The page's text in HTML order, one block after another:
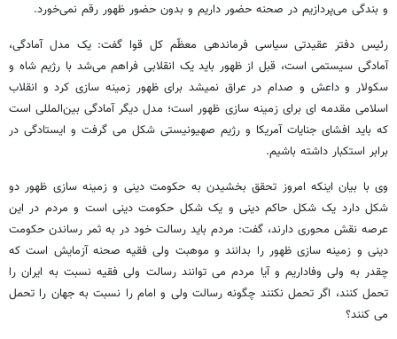
و بندگی می‌پردازیم در صحنه حضور داریم و بدون حضور ظهور رقم نمی‌خورد.
رئیس دفتر عقیدتی سیاسی فرماندهی معظّم کل قوا گفت: یک مدل آمادگی،
آمادگی سیستمی است، قبل از ظهور باید یک انقلابی فراهم می‌شد با رژیم شاه و
سکولار و داعش و صدام در عراق نمیشد برای ظهور زمینه سازی کرد و انقلاب
اسلامی مقدمه ای برای زمینه سازی ظهور است؛ مدل دیگر آمادگی بین‌المللی است
که باید افشای جنایات آمریکا و رژیم صهیونیستی شکل می گرفت و ایستادگی در
برابر استکبار داشته باشیم.
وی با بیان اینکه امروز تحقق بخشیدن به حکومت دینی و زمینه سازی ظهور دو
شکل دارد یک شکل حاکم دینی و یک شکل حکومت دینی است و مردم در این
عرصه نقش محوری دارند، گفت: مردم باید رسالت خود در به ثمر رساندن حکومت
دینی و زمینه سازی ظهور را بدانند و موهبت ولی فقیه صحنه آزمایش است که
چقدر به ولی وفاداریم و آیا مردم می توانند رسالت ولی فقیه نسبت به ایران را
تحمل کنند، اگر تحمل نکنند چگونه رسالت ولی و امام را نسبت به جهان را تحمل
می ‌کنند؟